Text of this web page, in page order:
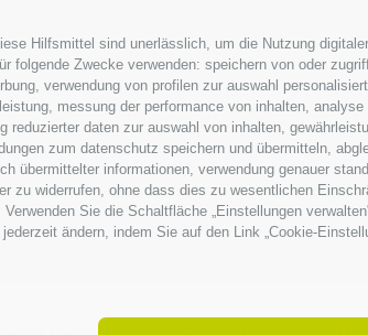
Hilfsmittel sind unerlässlich, um die Nutzung
Zwecke verwenden: speichern von oder
verwendung von profilen zur auswahl
messung der performance von inhalten,
daten zur auswahl von inhalten,
zum datenschutz speichern und übermitteln,
übermittelter informationen, verwendung genauer
widerrufen, ohne dass dies zu wesentlichen
Sie die Schaltfläche „Einstellungen
ändern, indem Sie auf den Link „Cookie-